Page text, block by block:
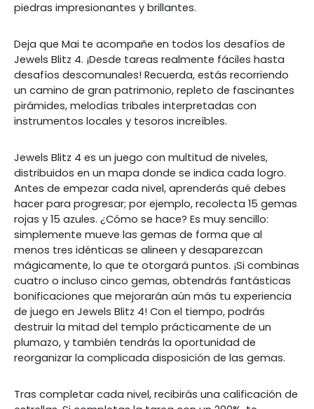
piedras impresionantes y brillantes.
Deja que Mai te acompañe en todos los desafíos de
Jewels Blitz 4. ¡Desde tareas realmente fáciles hasta
desafíos descomunales! Recuerda, estás recorriendo
un camino de gran patrimonio, repleto de fascinantes
pirámides, melodías tribales interpretadas con
instrumentos locales y tesoros increíbles.
Jewels Blitz 4 es un juego con multitud de niveles,
distribuidos en un mapa donde se indica cada logro.
Antes de empezar cada nivel, aprenderás qué debes
hacer para progresar; por ejemplo, recolecta 15 gemas
rojas y 15 azules. ¿Cómo se hace? Es muy sencillo:
simplemente mueve las gemas de forma que al
menos tres idénticas se alineen y desaparezcan
mágicamente, lo que te otorgará puntos. ¡Si combinas
cuatro o incluso cinco gemas, obtendrás fantásticas
bonificaciones que mejorarán aún más tu experiencia
de juego en Jewels Blitz 4! Con el tiempo, podrás
destruir la mitad del templo prácticamente de un
plumazo, y también tendrás la oportunidad de
reorganizar la complicada disposición de las gemas.
Tras completar cada nivel, recibirás una calificación de